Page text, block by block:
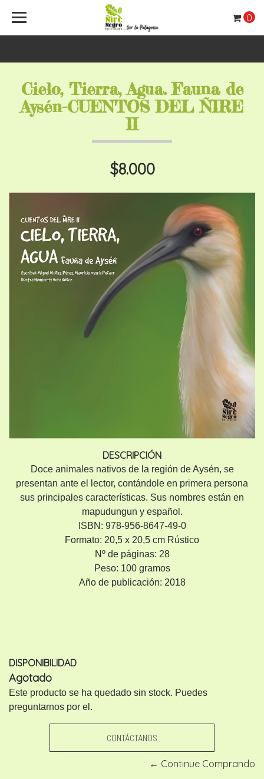
0
Cielo, Tierra, Agua. Fauna de
Aysén-CUENTOS DEL ÑIRE
II
$8.000
DESCRIPCIÓN
Doce animales nativos de la región de Aysén, se
presentan ante el lector, contándole en primera persona
sus principales características. Sus nombres están en
mapudungun y español.
ISBN: 978-956-8647-49-0
Formato: 20,5 x 20,5 cm Rústico
Nº de páginas: 28
Peso: 100 gramos
Año de publicación: 2018
DISPONIBILIDAD
Agotado
Este producto se ha quedado sin stock. Puedes
preguntarnos por el.
CONTÁCTANOS
← Continue Comprando